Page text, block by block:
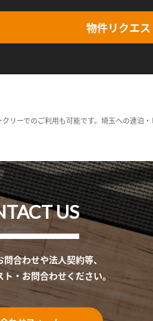
物件リクエ
ーでのご利用も可能です。埼玉への連泊
US
合わせや法人契約等、
・お問合わせください。